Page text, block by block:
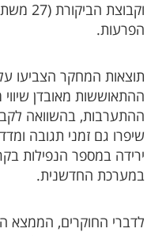
הפרעות.
תוצאות המחקר הצביעו
ההתאוששות מאובדן
ההתערבות, בהשוואה
שיפרו גם זמני תגובה
ירידה במספר הנפילות
במערכת החדשנית.
לדברי החוקרים, הממצא